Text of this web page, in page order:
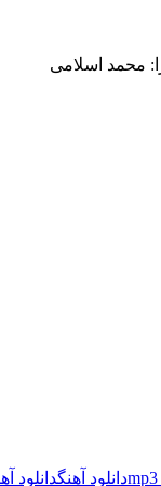
محمد اسلامی
دانلود آهنگدانلود